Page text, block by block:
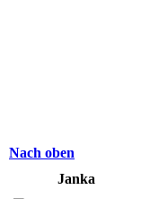
Nach oben
Janka